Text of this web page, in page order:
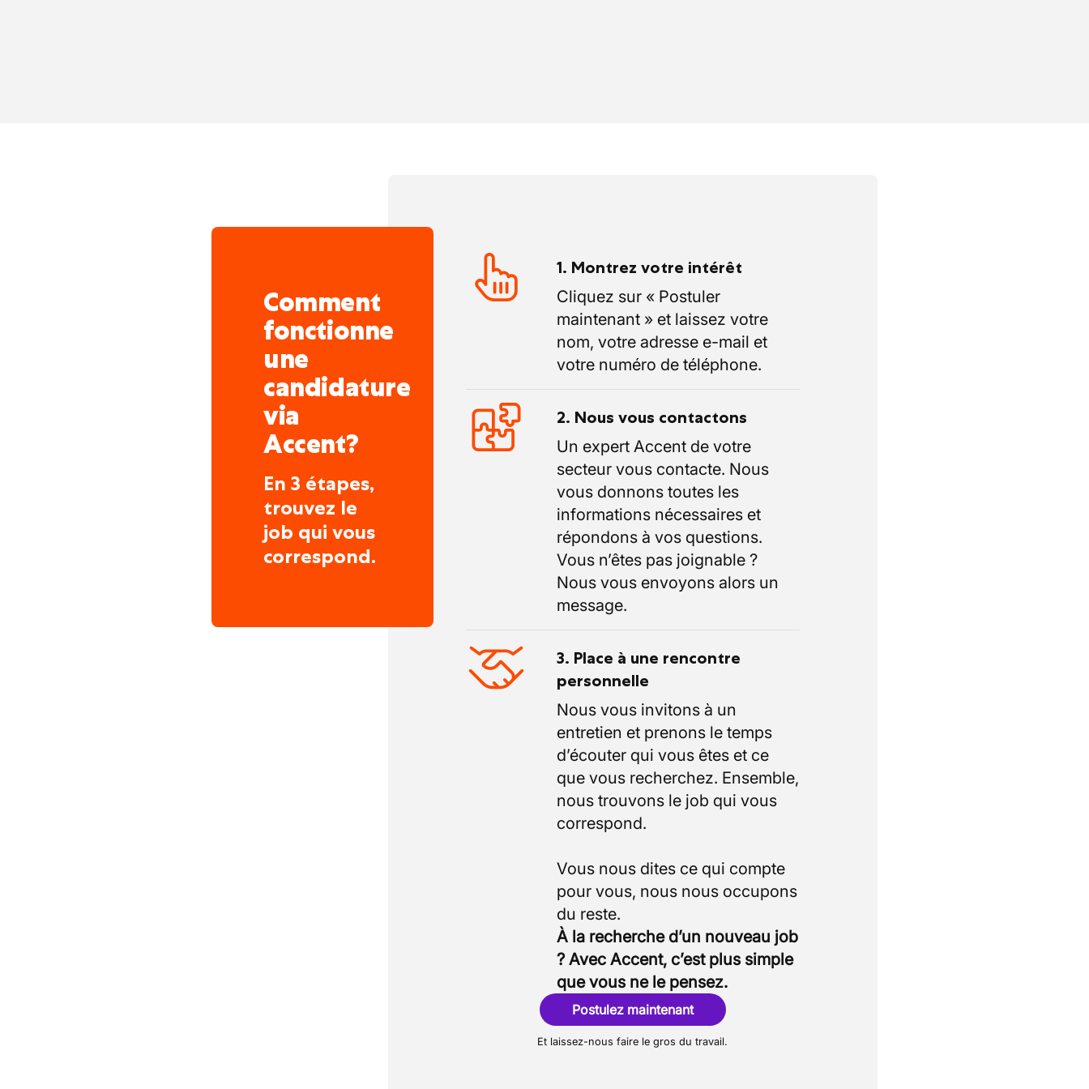
Comment
fonctionne
une
candidature
via
Accent?
En 3 étapes,
trouvez le
job qui vous
correspond.
1. Montrez votre intérêt
Cliquez sur « Postuler
maintenant » et laissez votre
nom, votre adresse e-mail et
votre numéro de téléphone.
2. Nous vous contactons
Un expert Accent de votre
secteur vous contacte. Nous
vous donnons toutes les
informations nécessaires et
répondons à vos questions.
Vous n’êtes pas joignable ?
Nous vous envoyons alors un
message.
3. Place à une rencontre
personnelle
Nous vous invitons à un
entretien et prenons le temps
d’écouter qui vous êtes et ce
que vous recherchez. Ensemble,
nous trouvons le job qui vous
correspond.
Vous nous dites ce qui compte
pour vous, nous nous occupons
À la recherche d’un nouveau job
? Avec Accent, c’est plus simple
que vous ne le pensez.
Postulez maintenant
Et laissez-nous faire le gros du travail.